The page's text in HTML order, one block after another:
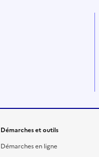
Démarches et outils
Démarches en ligne